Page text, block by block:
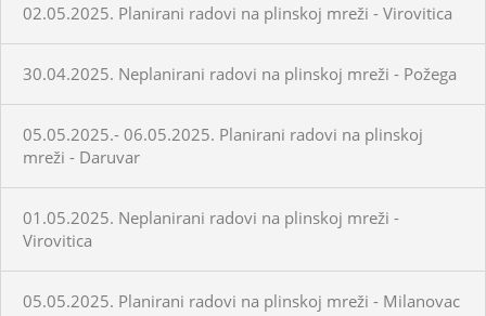
02.05.2025. Planirani radovi na plinskoj mreži - Virovitica
30.04.2025. Neplanirani radovi na plinskoj mreži - Požega
05.05.2025.- 06.05.2025. Planirani radovi na plinskoj
mreži - Daruvar
01.05.2025. Neplanirani radovi na plinskoj mreži -
Virovitica
05.05.2025. Planirani radovi na plinskoj mreži - Milanovac